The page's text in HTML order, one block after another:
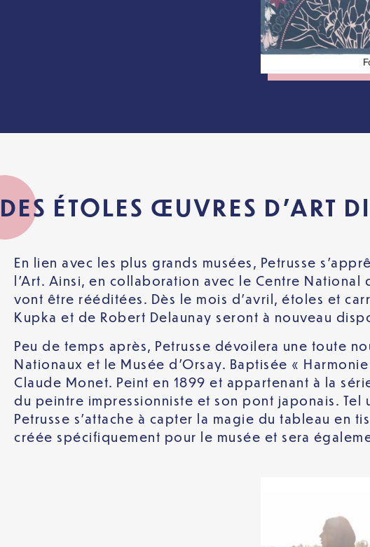
DES ÉTOLES ŒUVRES D’ART
En lien avec les plus grands musées, Petrusse
l’Art. Ainsi, en collaboration avec le Centre
vont être rééditées. Dès le mois d’avril, étoles et
Kupka et de Robert Delaunay seront à nouveau
Peu de temps après, Petrusse dévoilera une toute
Nationaux et le Musée d’Orsay. Baptisée «
Claude Monet. Peint en 1899 et appartenant à la
du peintre impressionniste et son pont japonais.
Petrusse s’attache à capter la magie du tableau en
créée spécifiquement pour le musée et sera